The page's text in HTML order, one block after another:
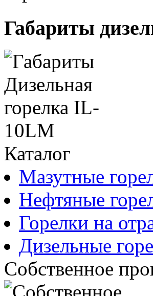
Габариты
Каталог
Мазутные
Нефтяные
Горелки на
Дизельные
Собственное